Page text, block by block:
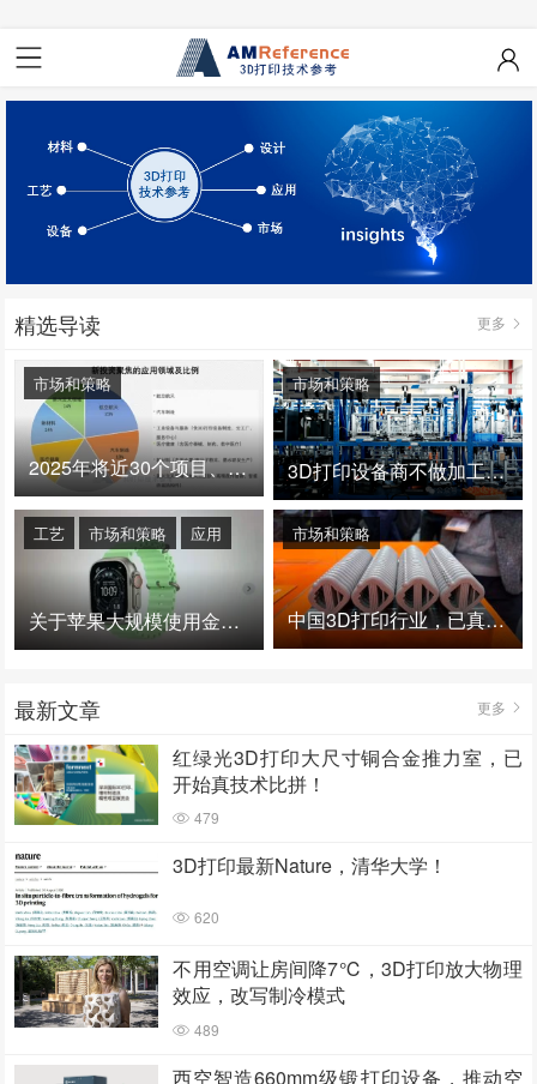
精选导读 更多
2025年将近30个项目、150亿投资：3D打印真的迎来爆发拐点了吗
市场和策略
3D打印设备商不做加工服务，就成了旁观者！
市场和策略
关于苹果大规模使用金属3D打印的思考
工艺 市场和策略 应用
中国3D打印行业，已真正进入爆发时代！
市场和策略
最新文章 更多
红绿光3D打印大尺寸铜合金推力室，已
开始真技术比拼！
479
3D打印最新Nature，清华大学！
620
不用空调让房间降7℃，3D打印放大物理
效应，改写制冷模式
489
西空智造660mm级锻打印设备，推动空